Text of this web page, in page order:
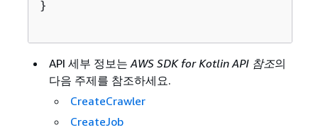
}
API 세부 정보는 AWS SDK for Kotlin API 참조의
다음 주제를 참조하세요.
CreateCrawler
CreateJob